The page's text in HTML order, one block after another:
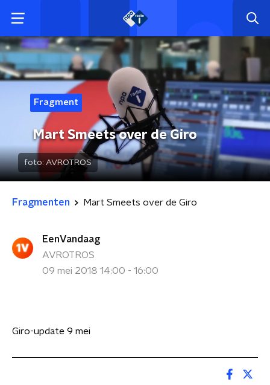
Fragment
Mart Smeets over de Giro
foto: AVROTROS
Fragmenten Mart Smeets over de Giro
EenVandaag
AVROTROS
09 mei 2018 14:00 - 16:00
Giro-update 9 mei